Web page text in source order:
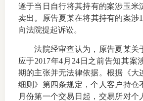
遂于当日自行将其持有的案涉玉米
卖出。原告夏某在将其持有的案涉
向法院提起诉讼。
法院经审查认为，原告夏某关
应于2017年4 月 24日之前告知其案
期的主张并无法律依据。根据《大
细则》第四条规定，个人客户持仓
月份第一个交易日起，交易所对个